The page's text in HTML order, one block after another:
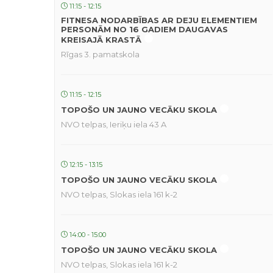
11:15 - 12:15
FITNESA NODARBĪBAS AR DEJU ELEMENTIEM
PERSONĀM NO 16 GADIEM DAUGAVAS
KREISAJĀ KRASTĀ
Rīgas 3. pamatskola
11:15 - 12:15
TOPOŠO UN JAUNO VECĀKU SKOLA
NVO telpas, Ieriķu iela 43 A
12:15 - 13:15
TOPOŠO UN JAUNO VECĀKU SKOLA
NVO telpas, Slokas iela 161 k-2
14:00 - 15:00
TOPOŠO UN JAUNO VECĀKU SKOLA
NVO telpas, Slokas iela 161 k-2